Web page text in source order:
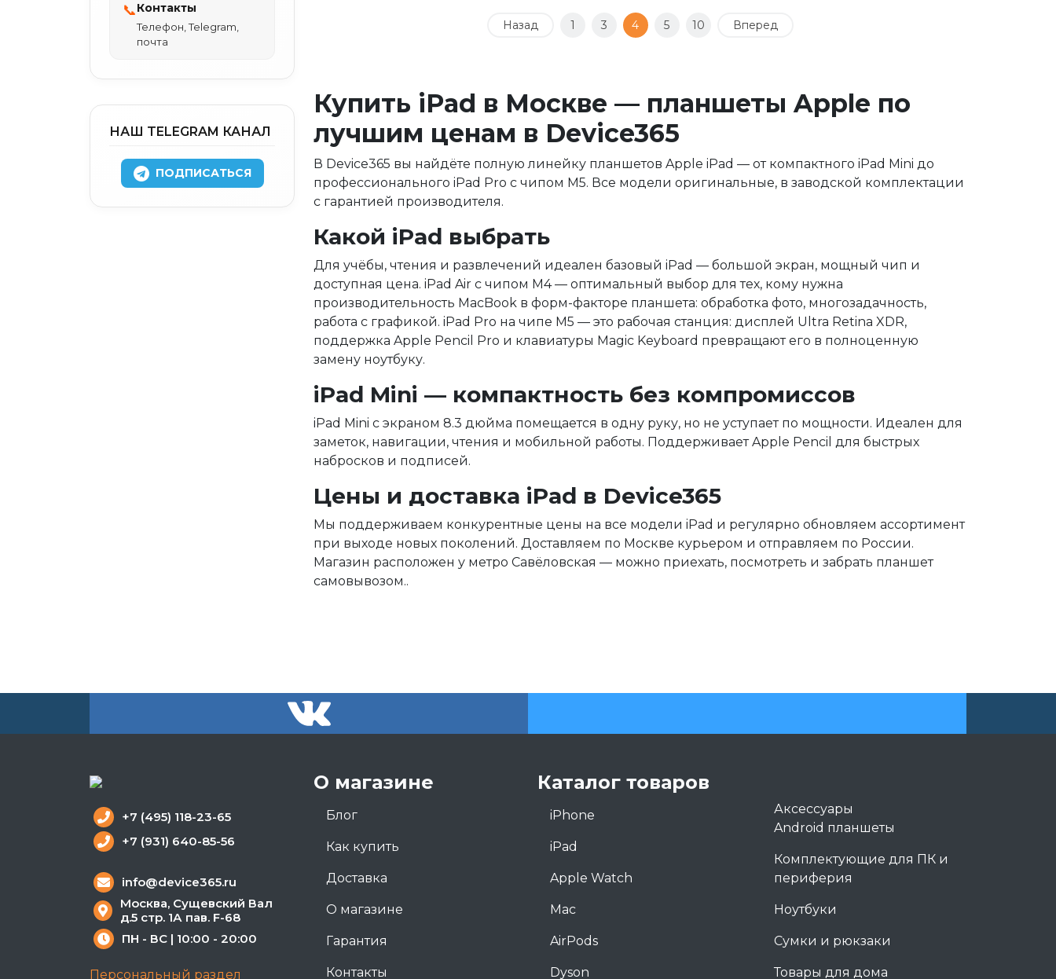
📞Контакты
Телефон, Telegram,
почта
НАШ TELEGRAM КАНАЛ
ПОДПИСАТЬСЯ
Назад 1 3 4 5 10 Вперед
Купить iPad в Москве — планшеты Apple по
лучшим ценам в Device365
В Device365 вы найдёте полную линейку планшетов Apple iPad — от компактного iPad Mini до
профессионального iPad Pro с чипом M5. Все модели оригинальные, в заводской комплектации
с гарантией производителя.
Какой iPad выбрать
Для учёбы, чтения и развлечений идеален базовый iPad — большой экран, мощный чип и
доступная цена. iPad Air с чипом M4 — оптимальный выбор для тех, кому нужна
производительность MacBook в форм-факторе планшета: обработка фото, многозадачность,
работа с графикой. iPad Pro на чипе M5 — это рабочая станция: дисплей Ultra Retina XDR,
поддержка Apple Pencil Pro и клавиатуры Magic Keyboard превращают его в полноценную
замену ноутбуку.
iPad Mini — компактность без компромиссов
iPad Mini с экраном 8.3 дюйма помещается в одну руку, но не уступает по мощности. Идеален для
заметок, навигации, чтения и мобильной работы. Поддерживает Apple Pencil для быстрых
набросков и подписей.
Цены и доставка iPad в Device365
Мы поддерживаем конкурентные цены на все модели iPad и регулярно обновляем ассортимент
при выходе новых поколений. Доставляем по Москве курьером и отправляем по России.
Магазин расположен у метро Савёловская — можно приехать, посмотреть и забрать планшет
самовывозом..
О магазине
Блог
Как купить
Доставка
О магазине
Гарантия
Контакты
Каталог товаров
iPhone
iPad
Apple Watch
Mac
AirPods
Dyson
Аксессуары
Android планшеты
Комплектующие для ПК и
периферия
Ноутбуки
Сумки и рюкзаки
Товары для дома
+7 (495) 118-23-65
+7 (931) 640-85-56
info@device365.ru
Москва, Сущевский Вал
д.5 стр. 1А пав. F-68
ПН - ВС | 10:00 - 20:00
Персональный раздел